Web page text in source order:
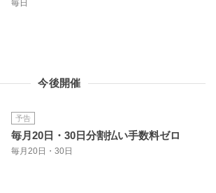
毎日
今後開催
予告
毎月20日・30日分割払い手数料ゼロ
毎月20日・30日